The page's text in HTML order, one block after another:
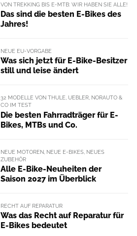
VON TREKKING BIS E-MTB: WIR HABEN SIE ALLE!
Das sind die besten E-Bikes des
Jahres!
NEUE EU-VORGABE
Was sich jetzt für E-Bike-Besitzer
still und leise ändert
32 MODELLE VON THULE, UEBLER, NORAUTO &
CO IM TEST
Die besten Fahrradträger für E-
Bikes, MTBs und Co.
NEUE MOTOREN, NEUE E-BIKES, NEUES
ZUBEHÖR
Alle E-Bike-Neuheiten der
Saison 2027 im Überblick
RECHT AUF REPARATUR
Was das Recht auf Reparatur für
E-Bikes bedeutet